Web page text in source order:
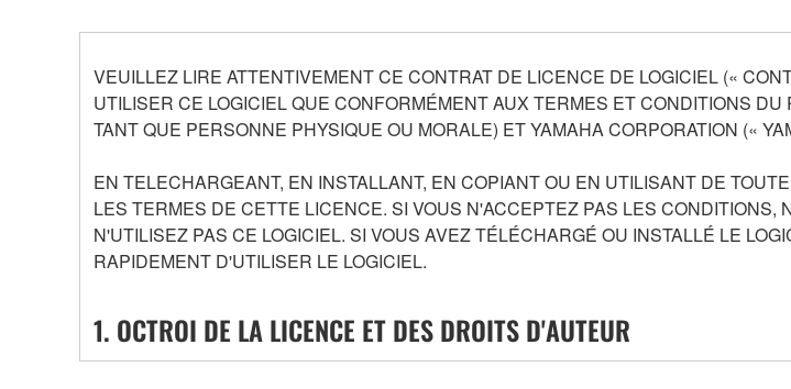
VEUILLEZ LIRE ATTENTIVEMENT CE CONTRAT DE LICENCE DE LOGICIEL («
UTILISER CE LOGICIEL QUE CONFORMÉMENT AUX TERMES ET CONDITIONS
TANT QUE PERSONNE PHYSIQUE OU MORALE) ET YAMAHA CORPORATION («
EN TELECHARGEANT, EN INSTALLANT, EN COPIANT OU EN UTILISANT DE
LES TERMES DE CETTE LICENCE. SI VOUS N'ACCEPTEZ PAS LES
N'UTILISEZ PAS CE LOGICIEL. SI VOUS AVEZ TÉLÉCHARGÉ OU INSTALLÉ LE
RAPIDEMENT D'UTILISER LE LOGICIEL.
1. OCTROI DE LA LICENCE ET DES DROITS D'AUTEUR